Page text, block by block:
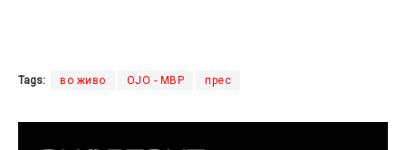
Tags: во живо ОЈО - МВР прес